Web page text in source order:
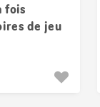
fois
de jeu